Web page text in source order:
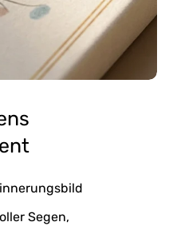
Segen,